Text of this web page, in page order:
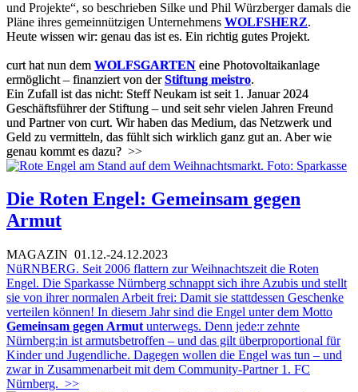
und Projekte“, so beschrieben Silke und Phil Würzberger damals die
Pläne ihres gemeinnützigen Unternehmens WOLFSHERZ.
Heute wissen wir: genau das ist es. Ein richtig gutes Projekt.
curt hat nun dem WOLFSGARTEN eine Photovoltaikanlage
ermöglicht – finanziert von derStiftung meistro.
Ein Zufall ist das nicht: Steff Neukam ist seit 1. Januar 2024
Geschäftsführer der Stiftung – und seit sehr vielen Jahren Freund
und Partner von curt. Wir haben das Medium, das Netzwerk und
Geld zu vermitteln, das fühlt sich wirklich ganz gut an. Aber wie
genau kommt es dazu? >>
Die Roten Engel: Gemeinsam gegen
Armut
MAGAZIN 01.12.-24.12.2023
NüRNBERG. Seit 2006 flattern zur Weihnachtszeit die Roten
Engel. Die Sparkasse Nürnberg schnappt sich ihre Azubis und stellt
sie von ihrer normalen Arbeit frei: Damit sie stattdessen Geschenke
verteilen können! In diesem Jahr sind die Engel unter dem Motto
Gemeinsam gegen Armut unterwegs. Denn jede:r zehnte
Nürnberg:in ist armutsbetroffen – und das gilt überproportional für
Kinder und Jugendliche. Dagegen wollen die Engel was tun – und
zwar in Zusammenarbeit mit dem Community-Partner 1. FC
Nürnberg. >>